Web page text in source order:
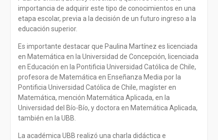
importancia de adquirir este tipo de conocimientos en una
etapa escolar, previa a la decisión de un futuro ingreso a la
educación superior.
Es importante destacar que Paulina Martínez es licenciada
en Matemática en la Universidad de Concepción, licenciada
en Educación en la Pontificia Universidad Católica de Chile,
profesora de Matemática en Enseñanza Media por la
Pontificia Universidad Católica de Chile, magíster en
Matemática, mención Matemática Aplicada, en la
Universidad del Bío-Bío, y doctora en Matemática Aplicada,
también en la UBB.
La académica UBB realizó una charla didáctica e